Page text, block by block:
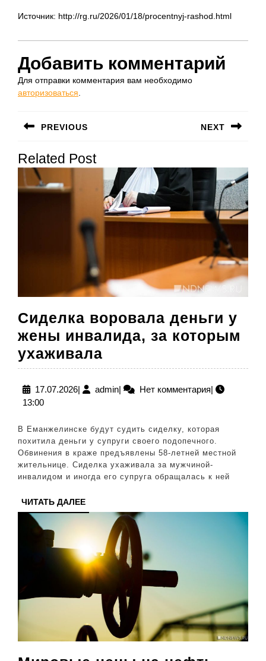
Источник: http://rg.ru/2026/01/18/procentnyj-rashod.html
Добавить комментарий
Для отправки комментария вам необходимо
авторизоваться.
по
записям
PREVIOUS
запись:
NEXT
запись:
Related Post
Сиделка воровала деньги у
жены инвалида, за которым
ухаживала
воровала
деньги
жены
инвалида,
за
которым
17.07.202617.07.2026
| adminadmin
| Нет комментария|
13:00
В Еманжелинске будут судить сиделку, которая
похитила деньги у супруги своего подопечного.
Обвинения в краже предъявлены 58-летней местной
жительнице. Сиделка ухаживала за мужчиной-
инвалидом и иногда его супруга обращалась к ней
ЧИТАТЬ ДАЛЕЕЧИТАТЬ
ДАЛЕЕ